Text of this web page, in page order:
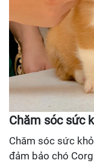
Chăm sóc sức
Chăm sóc sức
đảm bảo chó